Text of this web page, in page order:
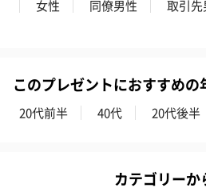
女性
同僚男性 取引先
このプレゼントにおすすめの
20代前半 40代 20代後半
カテゴリーか